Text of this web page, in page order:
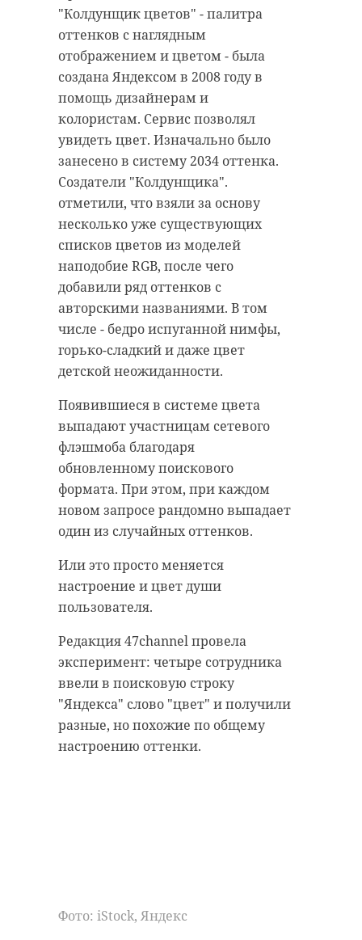
"Колдунщик цветов" - палитра
оттенков с наглядным
отображением и цветом - была
создана Яндексом в 2008 году в
помощь дизайнерам и
колористам. Сервис позволял
увидеть цвет. Изначально было
занесено в систему 2034 оттенка.
Создатели "Колдунщика".
отметили, что взяли за основу
несколько уже существующих
списков цветов из моделей
наподобие RGB, после чего
добавили ряд оттенков с
авторскими названиями. В том
числе - бедро испуганной нимфы,
горько-сладкий и даже цвет
детской неожиданности.
Появившиеся в системе цвета
выпадают участницам сетевого
флэшмоба благодаря
обновленному поискового
формата. При этом, при каждом
новом запросе рандомно выпадает
один из случайных оттенков.
Или это просто меняется
настроение и цвет души
пользователя.
Редакция 47channel провела
эксперимент: четыре сотрудника
ввели в поисковую строку
"Яндекса" слово "цвет" и получили
разные, но похожие по общему
настроению оттенки.
Фото: iStock, Яндекс
РЕКОМЕНДУЕМ
Экологи
оштрафовали
нарушителей
противопожарного
реж ...
11 июля 2024, 18:36
В
с обочины
15 июля 2024, 20:41